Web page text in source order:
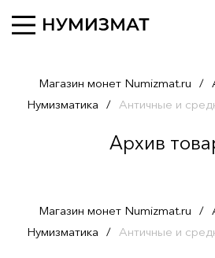
Магазин монет Numizmat.ru /
Нумизматика / Античные и
Архив
Магазин монет Numizmat.ru /
Нумизматика / Античные и